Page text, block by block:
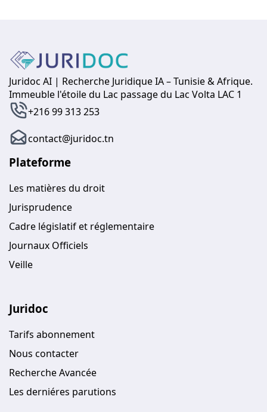
Juridoc AI | Recherche Juridique IA – Tunisie & Afrique.
Immeuble l'étoile du Lac passage du Lac Volta LAC 1
+216 99 313 253
contact@juridoc.tn
Plateforme
Les matières du droit
Jurisprudence
Cadre législatif et réglementaire
Journaux Officiels
Veille
Juridoc
Tarifs abonnement
Nous contacter
Recherche Avancée
Les derniéres parutions